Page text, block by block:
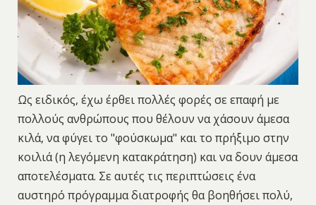
Ως ειδικός, έχω έρθει πολλές φορές σε επαφή με
πολλούς ανθρώπους που θέλουν να χάσουν άμεσα
κιλά, να φύγει το "φούσκωμα" και το πρήξιμο στην
κοιλιά (η λεγόμενη κατακράτηση) και να δουν άμεσα
αποτελέσματα. Σε αυτές τις περιπτώσεις ένα
αυστηρό πρόγραμμα διατροφής θα βοηθήσει πολύ,